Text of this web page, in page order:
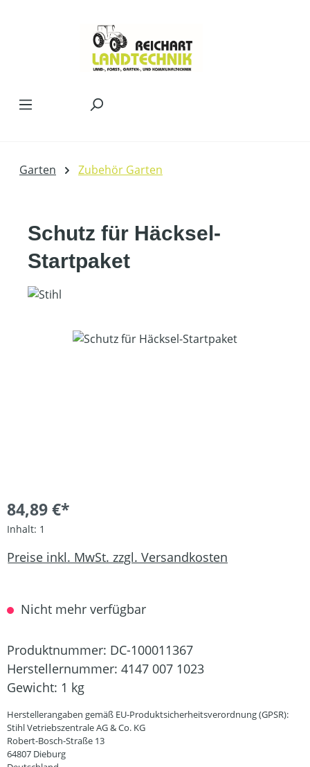
Garten Zubehör Garten
Schutz für Häcksel-
Startpaket
Bildergalerie überspringen
84,89 €*
Inhalt: 1
Preise inkl. MwSt. zzgl. Versandkosten
Nicht mehr verfügbar
Produktnummer: DC-100011367
Herstellernummer: 4147 007 1023
Gewicht: 1 kg
Herstellerangaben gemäß EU-Produktsicherheitsverordnung (GPSR):
Stihl Vetriebszentrale AG & Co. KG
Robert-Bosch-Straße 13
64807 Dieburg